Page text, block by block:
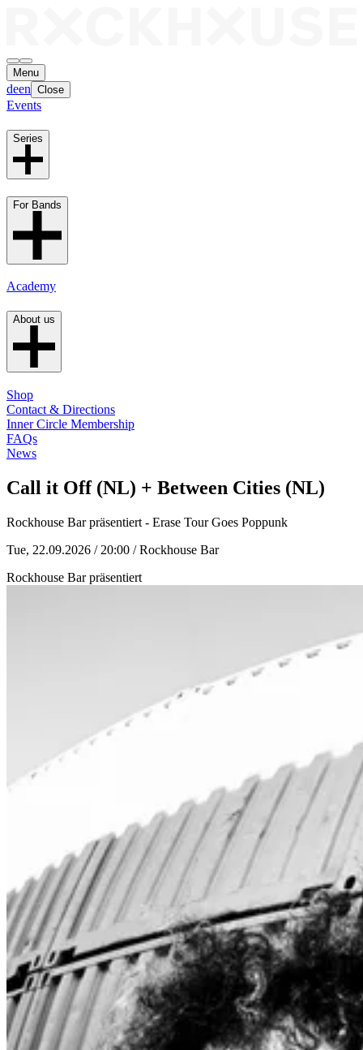
Menu
deen Close
Events
Series
For Bands
Academy
About us
Shop
Contact & Directions
Inner Circle Membership
FAQs
News
Call it Off (NL) + Between Cities (NL)
Rockhouse Bar präsentiert - Erase Tour Goes Poppunk
Tue, 22.09.2026 / 20:00 / Rockhouse Bar
Rockhouse Bar präsentiert